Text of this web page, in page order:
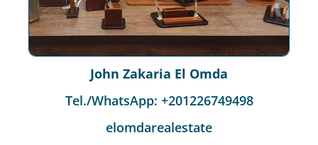
John Zakaria El Omda
Tel./WhatsApp: +201226749498
elomdarealestate